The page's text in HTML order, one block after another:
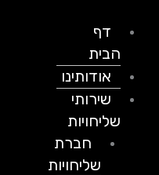
דף
הבית
אודותינו
שירותי
שליחויות
חברת
שליחויות